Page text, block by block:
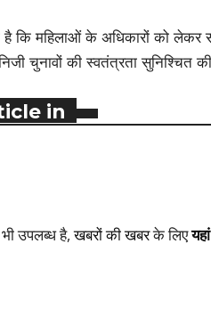
है कि महिलाओं के अधिकारों को
चुनावों की स्वतंत्रता सुनिश्चित
in
उपलब्ध है,खबरों की खबरके लिए